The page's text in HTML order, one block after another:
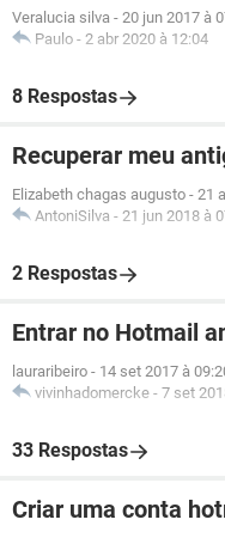
Veralucia silva - 20 jun 2017 à
Paulo - 2 abr 2020 à 12:04
8 Respostas
Recuperar meu
Elizabeth chagas augusto - 21
AntoniSilva - 21 jun 2018 à
2 Respostas
Entrar no Hotmail
lauraribeiro - 14 set 2017 à
vivinhadomercke - 7 set
33 Respostas
Criar uma conta